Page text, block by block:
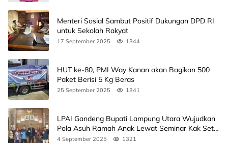
Menteri Sosial Sambut Positif Dukungan DPD RI
untuk Sekolah Rakyat
17 September 2025 1344
HUT ke-80, PMI Way Kanan akan Bagikan 500
Paket Berisi 5 Kg Beras
25 September 2025 1341
LPAI Gandeng Bupati Lampung Utara Wujudkan
Pola Asuh Ramah Anak Lewat Seminar Kak Seto,
Ini Jadwalnya
4 September 2025 1321